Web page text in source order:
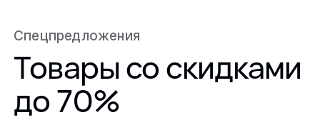
Спецпредложения
Товары со скидками
до 70%